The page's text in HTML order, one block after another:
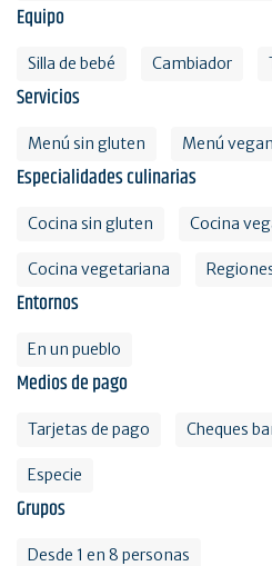
Equipo
Silla de bebé Cambiador
Servicios
Menú sin gluten Menú
Especialidades culinarias
Cocina sin gluten Cocina
Cocina vegetariana
Entornos
En un pueblo
Medios de pago
Tarjetas de pago Cheques
Especie
Grupos
Desde 1 en 8 personas